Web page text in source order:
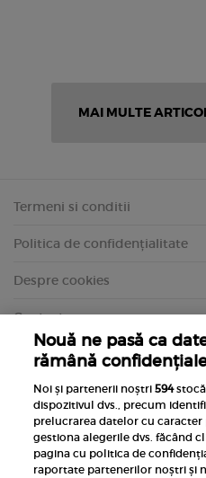
MAI MULTE
Termeni si conditii
Politica de confidențialitate
Despre cookies
Contact
Nouă ne pasă ca
rămână
Noi și partenerii noștri594
dispozitivul dvs., precum
prelucrarea datelor cu caracter
gestiona alegerile dvs. făcând
pagina cu politica de
raportate partenerilor noștri și